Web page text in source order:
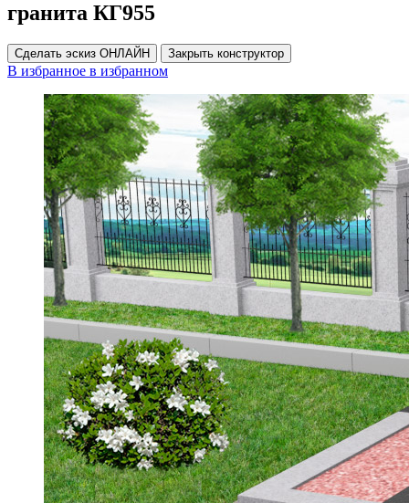
гранита КГ955
Сделать эскиз ОНЛАЙН Закрыть конструктор
В избранное в избранном